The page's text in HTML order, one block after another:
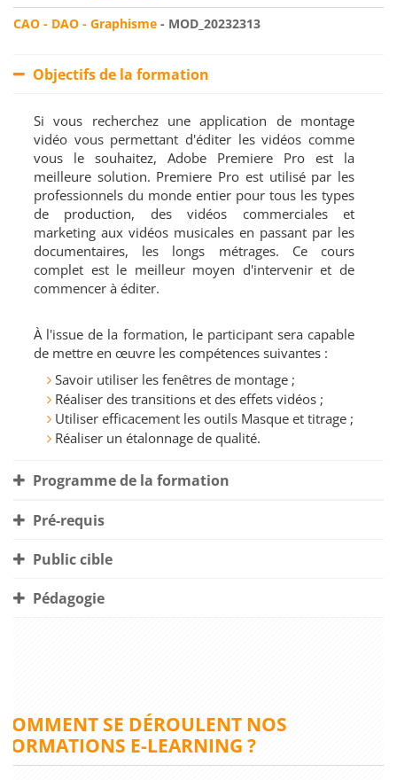
CAO - DAO - Graphisme - MOD_20232313
Objectifs de la formation
Si vous recherchez une application de montage
vidéo vous permettant d'éditer les vidéos comme
vous le souhaitez, Adobe Premiere Pro est la
meilleure solution. Premiere Pro est utilisé par les
professionnels du monde entier pour tous les types
de production, des vidéos commerciales et
marketing aux vidéos musicales en passant par les
documentaires, les longs métrages. Ce cours
complet est le meilleur moyen d'intervenir et de
commencer à éditer.
À l'issue de la formation, le participant sera capable
de mettre en œuvre les compétences suivantes :
Savoir utiliser les fenêtres de montage ;
Réaliser des transitions et des effets vidéos ;
Utiliser efficacement les outils Masque et titrage ;
Réaliser un étalonnage de qualité.
Programme de la formation
Pré-requis
Public cible
Pédagogie
COMMENT SE DÉROULENT NOS
FORMATIONS E-LEARNING ?